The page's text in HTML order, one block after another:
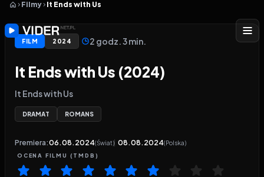
Filmy It Ends with Us
FILM 2024 2 godz. 3 min.
It Ends with Us (2024)
It Ends with Us
DRAMAT ROMANS
Premiera:06.08.2024(Świat) 08.08.2024(Polska)
OCENA FILMU (TMDB)